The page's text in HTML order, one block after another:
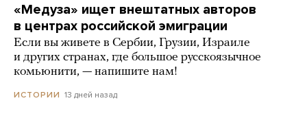
«Медуза» ищет внештатных авторов
в центрах российской эмиграции
Если вы живете в Сербии, Грузии, Израиле
и других странах, где большое русскоязычное
комьюнити, — напишите нам!
ИСТОРИИ 13 дней назад